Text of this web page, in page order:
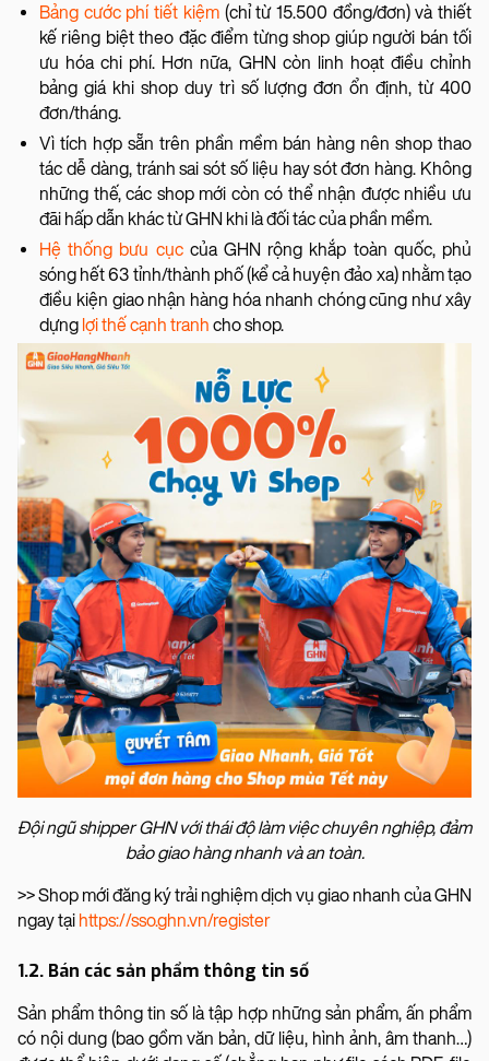
Bảng cước phí tiết kiệm(chỉ từ 15.500 đồng/đơn) và thiết
kế riêng biệt theo đặc điểm từng shop giúp người bán tối
ưu hóa chi phí. Hơn nữa, GHN còn linh hoạt điều chỉnh
bảng giá khi shop duy trì số lượng đơn ổn định, từ 400
đơn/tháng.
Vì tích hợp sẵn trên phần mềm bán hàng nên shop thao
tác dễ dàng, tránh sai sót số liệu hay sót đơn hàng. Không
những thế, các shop mới còn có thể nhận được nhiều ưu
đãi hấp dẫn khác từ GHN khi là đối tác của phần mềm.
Hệ thống bưu cụccủa GHN rộng khắp toàn quốc, phủ
sóng hết 63 tỉnh/thành phố (kể cả huyện đảo xa) nhằm tạo
điều kiện giao nhận hàng hóa nhanh chóng cũng như xây
dựng lợi thế cạnh tranh cho shop.
Đội ngũ shipper GHN với thái độ làm việc chuyên nghiệp, đảm
bảo giao hàng nhanh và an toàn.
>> Shop mới đăng ký trải nghiệm dịch vụ giao nhanh của GHN
ngay tại https://sso.ghn.vn/register
1.2. Bán các sản phẩm thông tin số
Sản phẩm thông tin số là tập hợp những sản phẩm, ấn phẩm
có nội dung (bao gồm văn bản, dữ liệu, hình ảnh, âm thanh…)